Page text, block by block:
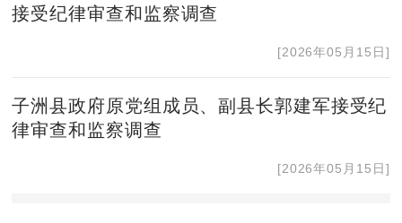
接受纪律审查和监察调查
[2026年05月15日]
子洲县政府原党组成员、副县长郭建军接受纪
律审查和监察调查
[2026年05月15日]